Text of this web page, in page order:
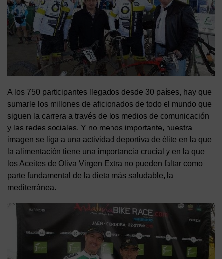
A los 750 participantes llegados desde 30 países, hay que
sumarle los millones de aficionados de todo el mundo que
siguen la carrera a través de los medios de comunicación
y las redes sociales. Y no menos importante, nuestra
imagen se liga a una actividad deportiva de élite en la que
la alimentación tiene una importancia crucial y en la que
los Aceites de Oliva Virgen Extra no pueden faltar como
parte fundamental de la dieta más saludable, la
mediterránea.